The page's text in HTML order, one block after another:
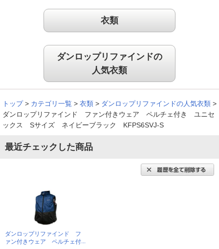
衣類
ダンロップリファインドの
人気衣類
トップ > カテゴリ一覧 > 衣類 > ダンロップリファインドの人気衣類 >
ダンロップリファインド ファン付きウェア ペルチェ付き ユニセ
ックス Sサイズ ネイビーブラック KFPS6SVJ-S
最近チェックした商品
ダンロップリファインド フ
ァン付きウェア ペルチェ付